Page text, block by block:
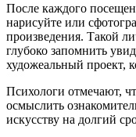
После каждого
нарисуйте или
произведения. Такой
глубоко запомнить
художеальный проект,
Психологи отмечают,
осмыслить
искусству на долгий